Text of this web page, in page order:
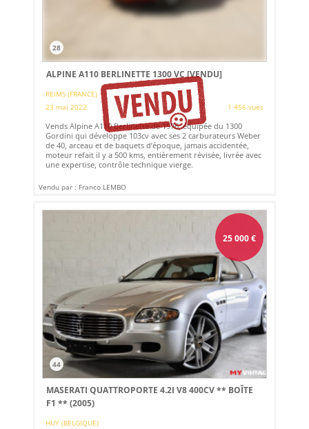
28
ALPINE A110 BERLINETTE 1300 VC[VENDU]
REIMS (FRANCE)
23 mai 2022
1 456 vues
Vends Alpine A110 Berlinette de 1976, équipée du 1300
Gordini qui développe 103cv avec ses 2 carburateurs Weber
de 40, arceau et de baquets d’époque, jamais accidentée,
moteur refait il y a 500 kms, entièrement révisée, livrée avec
une expertise, contrôle technique vierge.
Vendu par : Franco LEMBO
25 000€
44
MASERATI QUATTROPORTE 4.2I V8 400CV ** BOÎTE
F1 ** (2005)
HUY (BELGIQUE)